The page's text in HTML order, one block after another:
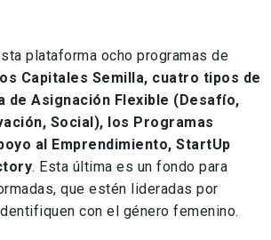
plataforma ocho programas de
Capitales Semilla, cuatro tipos de
de Asignación Flexible (Desafío,
Social), los Programas
al Emprendimiento, StartUp
. Esta última es un fondo para
que estén lideradas por
con el género femenino.